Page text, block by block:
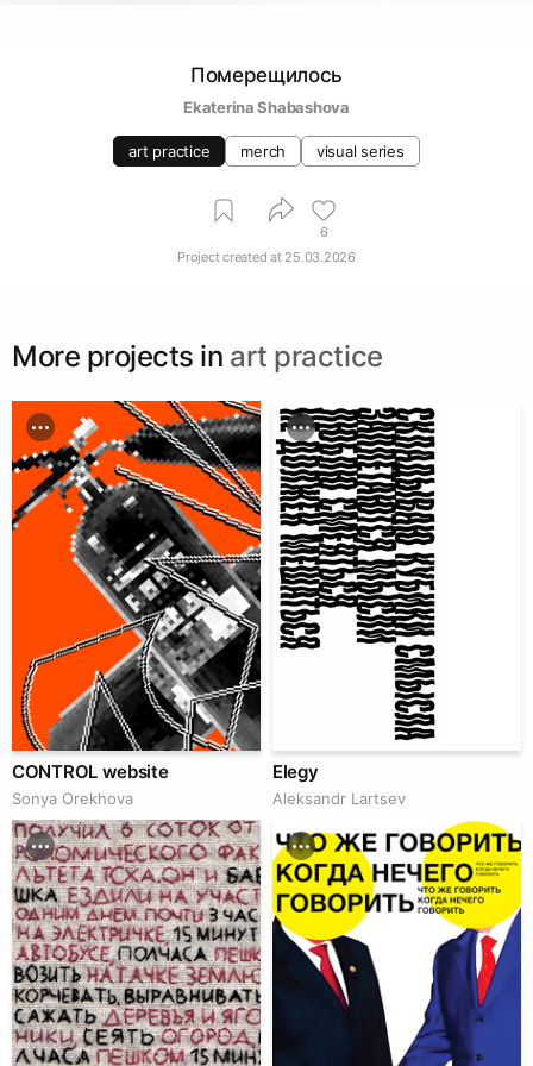
Померещилось
Ekaterina Shabashova
art practice merch visual series
6
Project created at 25.03.2026
More projects in art practice
CONTROL website
Sonya Orekhova
Elegy
Аleksandr Lartsev